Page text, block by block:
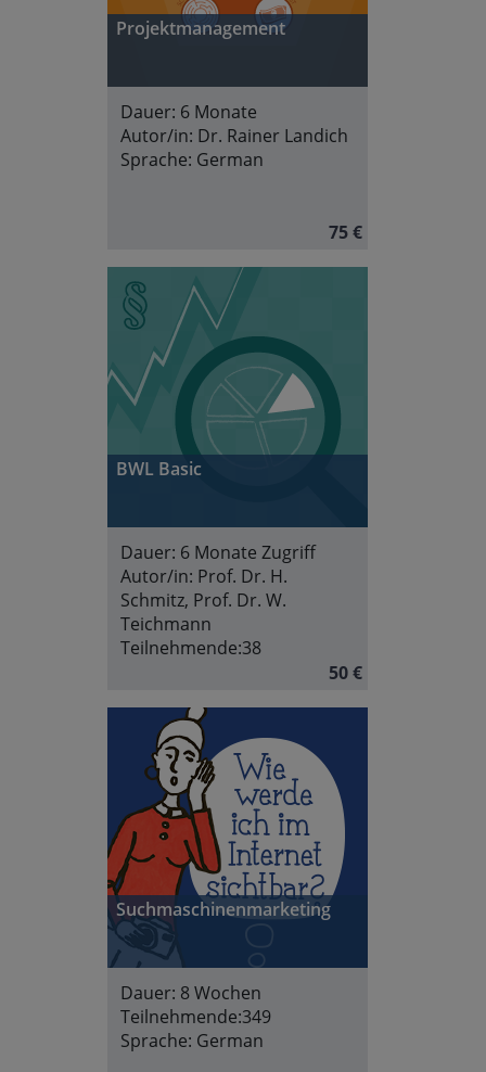
Projektmanagement
Dauer: 6 Monate
Autor/in: Dr. Rainer Landich
Sprache: German
75 €
BWL Basic
Dauer: 6 Monate Zugriff
Autor/in: Prof. Dr. H.
Schmitz, Prof. Dr. W.
Teichmann
Teilnehmende:38
50 €
Suchmaschinenmarketing
Dauer: 8 Wochen
Teilnehmende:349
Sprache: German